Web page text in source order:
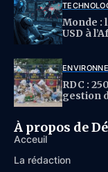
Monde :
USD à
RDC :
gestion
À propos de
Acceuil
La rédaction